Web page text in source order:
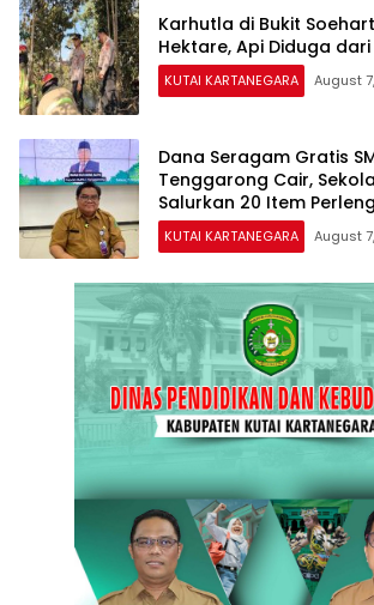
Karhutla di Bukit
Hektare, Api Diduga
KUTAI KARTANEGARA August
Dana Seragam Gratis
Tenggarong Cair,
Salurkan 20 Item
Baru
KUTAI KARTANEGARA August